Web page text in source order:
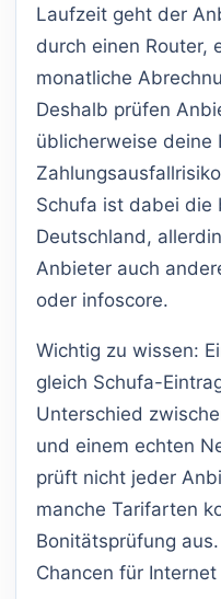
Laufzeit geht der
durch einen Router,
monatliche
Deshalb prüfen
üblicherweise deine
Schufa ist dabei die
Deutschland,
Anbieter auch
oder infoscore.
Wichtig zu wissen:
gleich Schufa-
Unterschied
und einem echten
prüft nicht jeder
manche Tarifarten
Bonitätsprüfung
Chancen für